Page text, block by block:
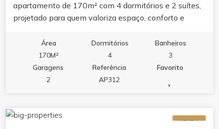
apartamento de 170m² com 4 dormitórios e 2 suítes,
projetado para quem valoriza espaço, conforto e
varanda gourmet e churrasqueira, cozinha planejada e
ar condicionado garantem praticidade e bem-estar. O
lazer do condomínio completa a experiência com
academia, sala de jogos, salão de festas e espaço
Área
170M²
Dormitórios
4
Banheiros
3
Garagens
2
Referência
AP312
Favorito
VENDA